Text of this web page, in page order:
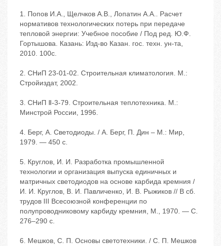
1. Попов И.А., Щелчков А.В., Лопатин А.А.. Расчет
нормативов технологических потерь при передаче
тепловой энергии: Учебное пособие / Под ред. Ю.Ф.
Гортышова. Казань: Изд-во Казан. гос. техн. ун-та,
2010. 100с.
2. СНиП 23-01-02. Строительная климатология. М.:
Стройиздат, 2002.
3. СНиП Ⅱ-3-79. Строительная теплотехника. М.:
Минстрой России, 1996.
4. Берг, А. Светодиоды. / А. Берг, П. Дин – М.: Мир,
1979. — 450 с.
5. Круглов, И. И. Разработка промышленной
технологии и организация выпуска единичных и
матричных светодиодов на основе карбида кремния /
И. И. Круглов, В. И. Павличенко, И. В. Рыжиков // В сб.
трудов III Всесоюзной конференции по
полупроводниковому карбиду кремния, М., 1970. — С.
276–290 с.
6. Мешков, С. П. Основы светотехники. / С. П. Мешков